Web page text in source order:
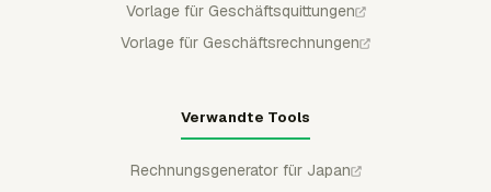
Vorlage für Geschäftsquittungen
Vorlage für Geschäftsrechnungen
Verwandte Tools
Rechnungsgenerator für Japan